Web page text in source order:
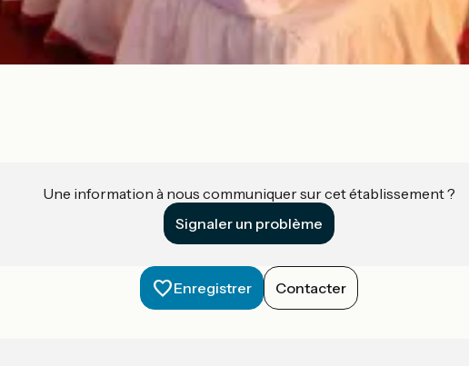
Une information à nous communiquer sur cet établissement ?
Signaler un problème
Enregistrer Contacter